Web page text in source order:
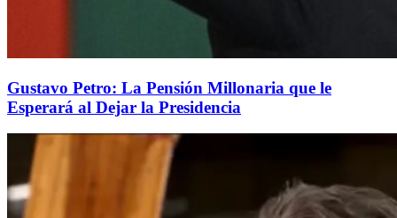
Gustavo Petro: La Pensión Millonaria que le
Esperará al Dejar la Presidencia